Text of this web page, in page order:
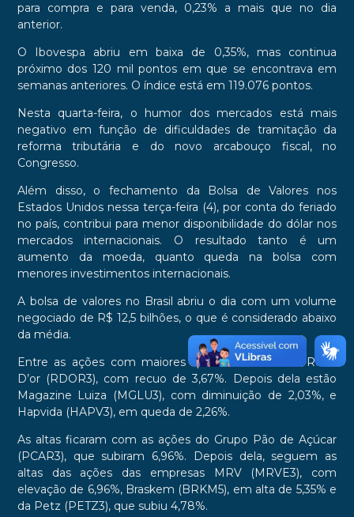
para compra e para venda, 0,23% a mais que no dia
anterior.
O Ibovespa abriu em baixa de 0,35%, mas continua
próximo dos 120 mil pontos em que se encontrava em
semanas anteriores. O índice está em 119.076 pontos.
Nesta quarta-feira, o humor dos mercados está mais
negativo em função de dificuldades de tramitação da
reforma tributária e do novo arcabouço fiscal, no
Congresso.
Além disso, o fechamento da Bolsa de Valores nos
Estados Unidos nessa terça-feira (4), por conta do feriado
no país, contribui para menor disponibilidade do dólar nos
mercados internacionais. O resultado tanto é um
aumento da moeda, quanto queda na bolsa com
menores investimentos internacionais.
A bolsa de valores no Brasil abriu o dia com um volume
negociado de R$ 12,5 bilhões, o que é considerado abaixo
da média.
Entre as ações com maiores quedas estão a da Rede
D’or (RDOR3), com recuo de 3,67%. Depois dela estão
Magazine Luiza (MGLU3), com diminuição de 2,03%, e
Hapvida (HAPV3), em queda de 2,26%.
As altas ficaram com as ações do Grupo Pão de Açúcar
(PCAR3), que subiram 6,96%. Depois dela, seguem as
altas das ações das empresas MRV (MRVE3), com
elevação de 6,96%, Braskem (BRKM5), em alta de 5,35% e
da Petz (PETZ3), que subiu 4,78%.